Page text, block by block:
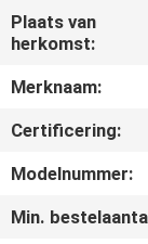
NIEUWS
Plaats van
herkomst:
Merknaam:
Certificering:
Modelnummer:
Min.